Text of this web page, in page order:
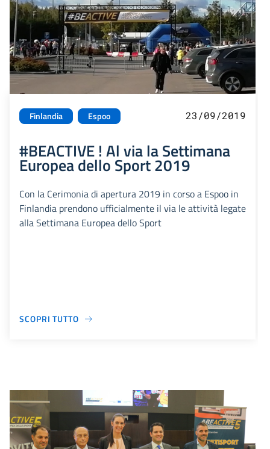
Finlandia Espoo 23/09/2019
#BEACTIVE ! Al via la Settimana
Europea dello Sport 2019
Con la Cerimonia di apertura 2019 in corso a Espoo in
Finlandia prendono ufficialmente il via le attività legate
alla Settimana Europea dello Sport
SCOPRI TUTTO